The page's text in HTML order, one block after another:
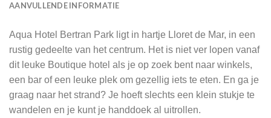
AANVULLENDE INFORMATIE
Aqua Hotel Bertran Park ligt in hartje Lloret de Mar, in een
rustig gedeelte van het centrum. Het is niet ver lopen vanaf
dit leuke Boutique hotel als je op zoek bent naar winkels,
een bar of een leuke plek om gezellig iets te eten. En ga je
graag naar het strand? Je hoeft slechts een klein stukje te
wandelen en je kunt je handdoek al uitrollen.